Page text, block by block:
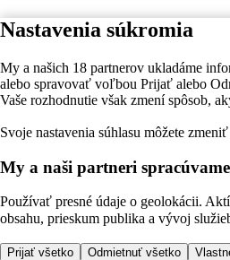
Nastavenia súkromia
My a našich 18 partnerov ukladáme
alebo spravovať voľbou Prijať alebo
Vaše rozhodnutie však zmení spôsob,
Svoje nastavenia súhlasu môžete
My a naši partneri
Používať presné údaje o geolokácii.
obsahu, prieskum publika a vývoj
Prijať všetko Odmietnuť všetko